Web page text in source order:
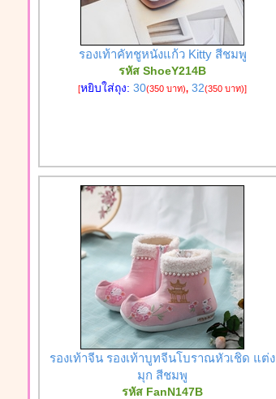
รองเท้าคัทชูหนังแก้ว Kitty สีชมพู
รหัส ShoeY214B
[หยิบใส่ถุง:30(350 บาท), 32(350 บาท)]
รองเท้าจีน รองเท้าบูทจีนโบราณหัวเชิด แต่ง
มุก สีชมพู
รหัส FanN147B